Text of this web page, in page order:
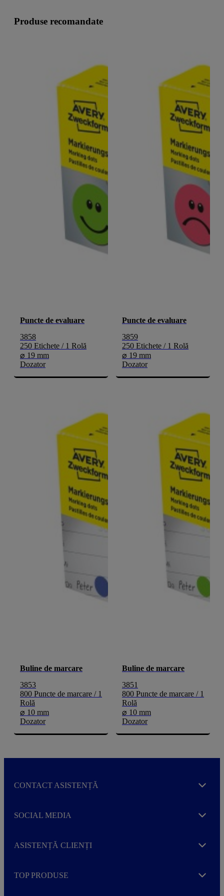
Produse recomandate
Puncte de evaluare
3858
250 Etichete / 1 Rolă
⌀ 19 mm
Dozator
Puncte de evaluare
3859
250 Etichete / 1 Rolă
⌀ 19 mm
Dozator
Buline de marcare
3853
800 Puncte de marcare / 1
Rolă
⌀ 10 mm
Dozator
Buline de marcare
3851
800 Puncte de marcare / 1
Rolă
⌀ 10 mm
Dozator
CONTACT ASISTENȚĂ Expand
SOCIAL MEDIA Expand
ASISTENȚĂ CLIENȚI Expand
TOP PRODUSE Expand